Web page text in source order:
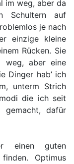
im weg, aber da
Schultern auf
je nach
einzige kleine
Rücken. Sie
aber eine
Dinger hab’ ich
unterm Strich
die ich seit
gemacht, dafür
einen guten
Optimus